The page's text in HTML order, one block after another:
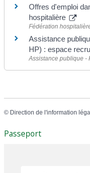
Offres d'emploi
hospitalière
Fédération
Assistance
HP) : espace
Assistance publique -
© Direction de l'information
Passeport